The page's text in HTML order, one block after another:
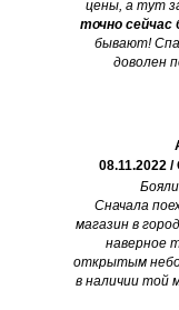
Сначала
магазин в
наверное
открытым
в наличии той
08.11.2022 /
цены, а тут
точно сейчас
бывают!
доволен